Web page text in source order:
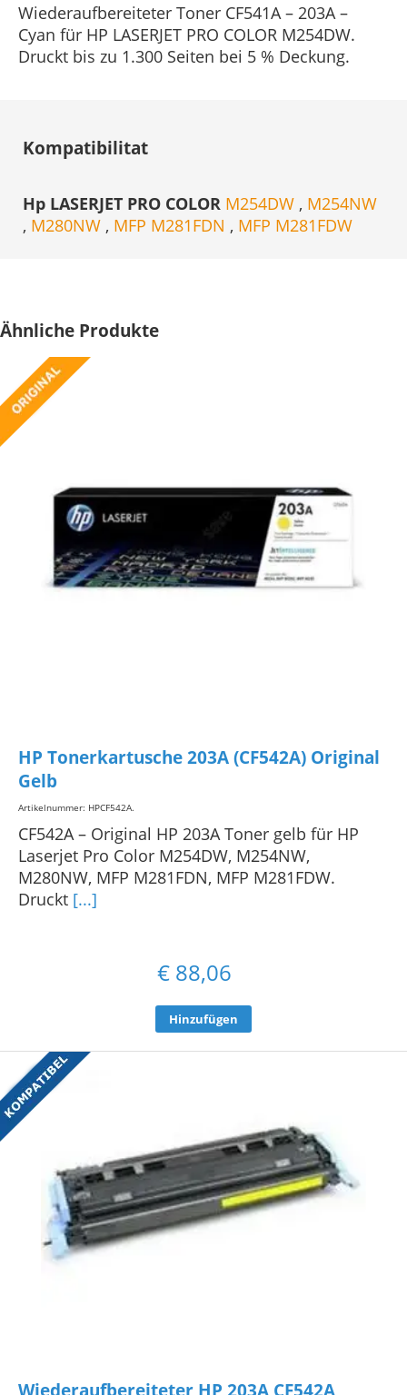
Wiederaufbereiteter Toner CF541A – 203A –
Cyan für HP LASERJET PRO COLOR M254DW.
Druckt bis zu 1.300 Seiten bei 5 % Deckung.
Kompatibilitat
Hp LASERJET PRO COLOR M254DW , M254NW
, M280NW , MFP M281FDN , MFP M281FDW
Ähnliche Produkte
HP Tonerkartusche 203A (CF542A) Original
Gelb
Artikelnummer: HPCF542A.
CF542A – Original HP 203A Toner gelb für HP
Laserjet Pro Color M254DW, M254NW,
M280NW, MFP M281FDN, MFP M281FDW.
Druckt [...]
€ 88,06
Hinzufügen
Wiederaufbereiteter HP 203A CF542A